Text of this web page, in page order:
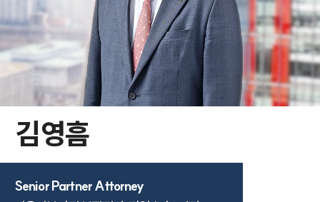
김영흠
Senior Partner Attorney